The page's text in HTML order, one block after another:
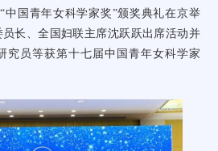
中国青年女科学家奖”颁奖典礼在京举
长、全国妇联主席沈跃跃出席活动并
究员等获第十七届中国青年女科学家